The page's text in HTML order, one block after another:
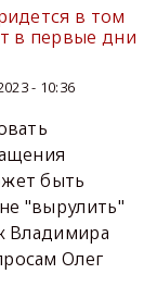
в том
в первые дни
- 10:36
быть
"вырулить"
Владимира
Олег